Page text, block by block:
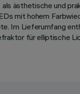
ästhetische und
mit hohem
Im Lieferumfang
für elliptische